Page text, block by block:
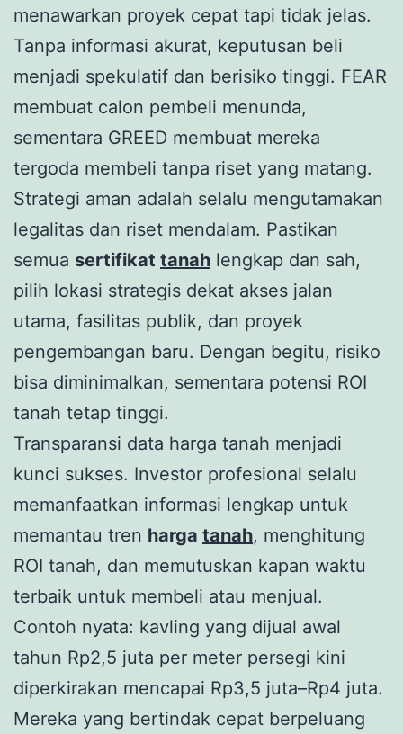
menawarkan proyek cepat tapi tidak jelas.
Tanpa informasi akurat, keputusan beli
menjadi spekulatif dan berisiko tinggi. FEAR
membuat calon pembeli menunda,
sementara GREED membuat mereka
tergoda membeli tanpa riset yang matang.
Strategi aman adalah selalu mengutamakan
legalitas dan riset mendalam. Pastikan
semua sertifikat tanah lengkap dan sah,
pilih lokasi strategis dekat akses jalan
utama, fasilitas publik, dan proyek
pengembangan baru. Dengan begitu, risiko
bisa diminimalkan, sementara potensi ROI
tanah tetap tinggi.
Transparansi data harga tanah menjadi
kunci sukses. Investor profesional selalu
memanfaatkan informasi lengkap untuk
memantau tren harga tanah, menghitung
ROI tanah, dan memutuskan kapan waktu
terbaik untuk membeli atau menjual.
Contoh nyata: kavling yang dijual awal
tahun Rp2,5 juta per meter persegi kini
diperkirakan mencapai Rp3,5 juta–Rp4 juta.
Mereka yang bertindak cepat berpeluang